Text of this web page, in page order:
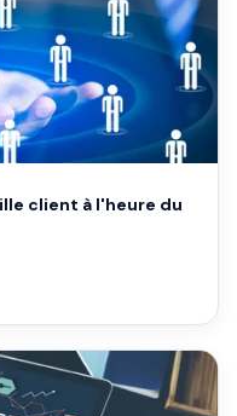
client à l'heure du